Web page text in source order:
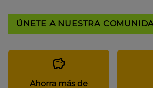
ÚNETE A NUESTRA
Ahorra más de